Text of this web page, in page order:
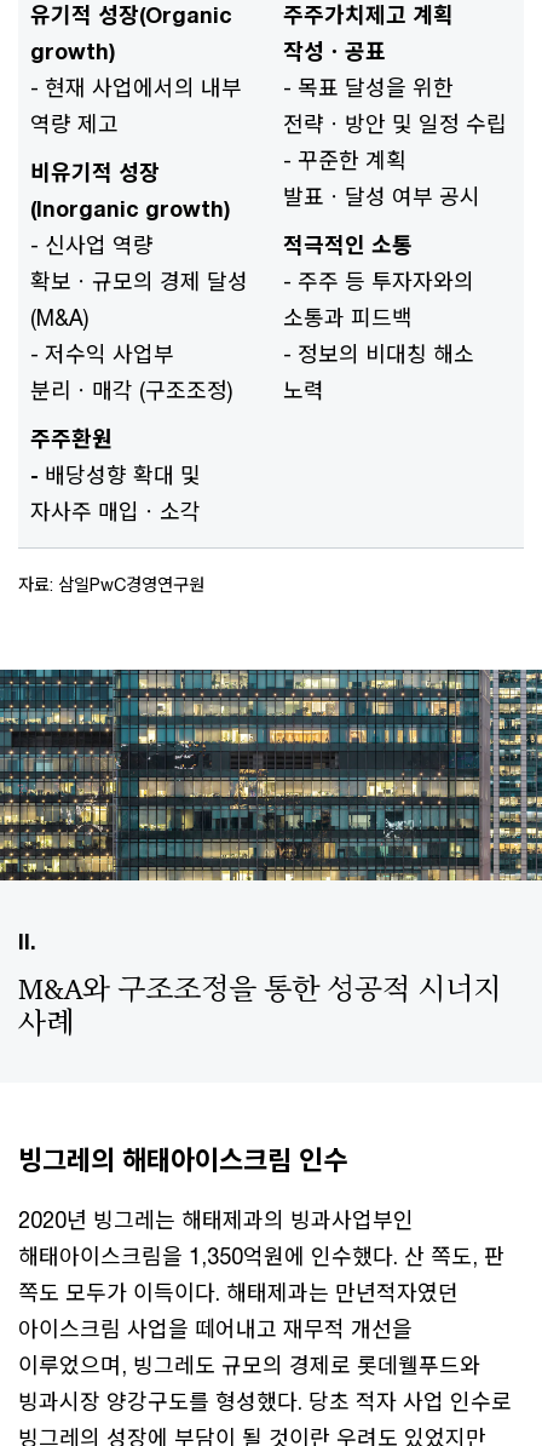
유기적 성장(Organic
growth)
- 현재 사업에서의 내부
역량 제고
비유기적 성장
(Inorganic growth)
- 신사업 역량
확보ㆍ규모의 경제 달성
(M&A)
- 저수익 사업부
분리ㆍ매각 (구조조정)
주주환원
- 배당성향 확대 및
자사주 매입ㆍ소각
주주가치제고 계획
작성ㆍ공표
- 목표 달성을 위한
전략ㆍ방안 및 일정 수립
- 꾸준한 계획
발표ㆍ달성 여부 공시
적극적인 소통
- 주주 등 투자자와의
소통과 피드백
- 정보의 비대칭 해소
노력
자료: 삼일PwC경영연구원
II.
M&A와 구조조정을 통한 성공적 시너지
사례
빙그레의 해태아이스크림 인수
2020년 빙그레는 해태제과의 빙과사업부인
해태아이스크림을 1,350억원에 인수했다. 산 쪽도, 판
쪽도 모두가 이득이다. 해태제과는 만년적자였던
아이스크림 사업을 떼어내고 재무적 개선을
이루었으며, 빙그레도 규모의 경제로 롯데웰푸드와
빙과시장 양강구도를 형성했다. 당초 적자 사업 인수로
빙그레의 성장에 부담이 될 것이란 우려도 있었지만